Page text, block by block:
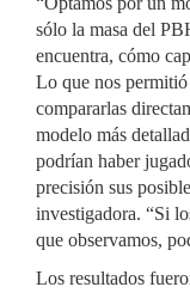
sólo la masa del
encuentra, cómo
Lo que nos
compararlas
modelo más
podrían haber
precisión sus
investigadora. “Si
que observamos,
Los resultados